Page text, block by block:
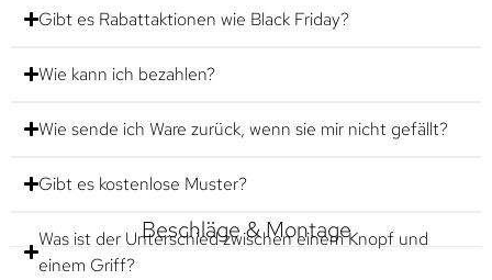
Gibt es Rabattaktionen wie Black Friday?
Wie kann ich bezahlen?
Wie sende ich Ware zurück, wenn sie mir nicht gefällt?
Gibt es kostenlose Muster?
Beschläge & Montage
Was ist der Unterschied zwischen einem Knopf und
einem Griff?